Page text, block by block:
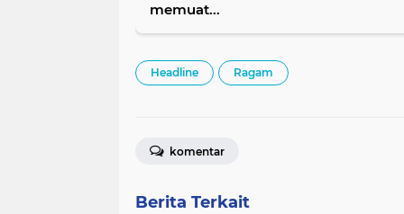
memuat...
Headline Ragam
komentar
Berita Terkait